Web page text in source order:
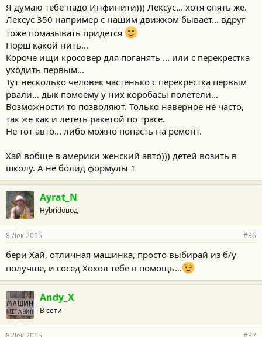
Я думаю тебе надо Инфинити))) Лексус... хотя опять же.
Лексус 350 например с нашим движком бывает... вдруг
тоже помазывать придется
Порш какой нить...
Короче ищи кросовер для поганять ... или с перекрестка
уходить первым...
Тут несколько человек частенько с перекрестка первым
рвали... дык помоему у них коробасы полетели...
Возможности то позволяют. Только наверное не часто,
так же как и лететь ракетой по трасе.
Не тот авто... либо можно попасть на ремонт.
Хай вобще в америки женский авто))) детей возить в
школу. А не болид формулы 1
Ayrat_N
Hybridовод
8 Дек 2015 #36
бери Хай, отличная машинка, просто выбирай из б/у
получше, и сосед Хохол тебе в помощь...
Andy_X
В сети